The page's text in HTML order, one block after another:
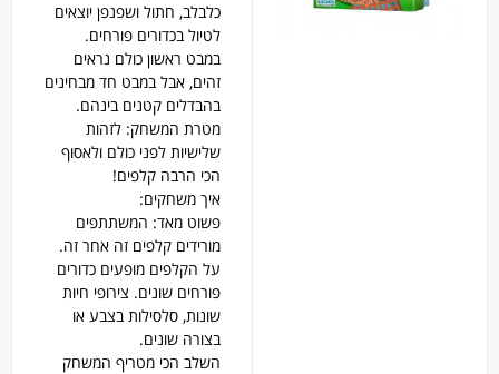
כלבלב, חתול ושפנפן יוצאים
לטיול בכדורים פורחים.
במבט ראשון כולם נראים
זהים, אבל במבט חד מבחינים
בהבדלים קטנים בינהם.
מטרת המשחק: לזהות
שלישיות לפני כולם ולאסוף
הכי הרבה קלפים!
איך משחקים:
פשוט מאד: המשתתפים
מורידים קלפים זה אחר זה.
על הקלפים מופעים כדורים
פורחים שונים. צירופי חיות
שונות, סלסילות בצבע או
בצורה שונים.
השלב הכי מטריף המשחק